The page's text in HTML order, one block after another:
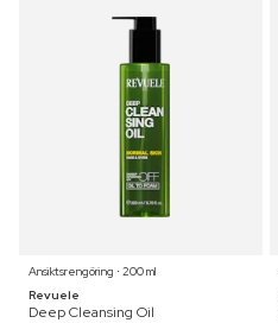
Ansiktsrengöring ⋅ 200 ml
Revuele
Deep Cleansing Oil